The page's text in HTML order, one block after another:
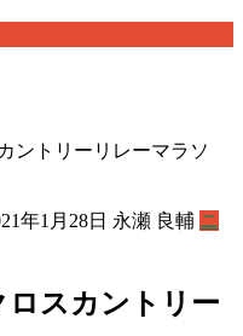
ントリーリレーマラソ
年1月28日 永瀬 良輔 ニ
ロスカントリー